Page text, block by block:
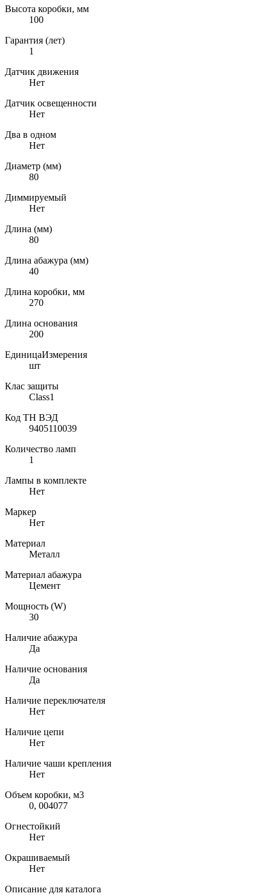
Высота коробки, мм
100
Гарантия (лет)
1
Датчик движения
Нет
Датчик освещенности
Нет
Два в одном
Нет
Диаметр (мм)
80
Диммируемый
Нет
Длина (мм)
80
Длина абажура (мм)
40
Длина коробки, мм
270
Длина основания
200
ЕдиницаИзмерения
шт
Клас защиты
Class1
Код ТН ВЭД
9405110039
Количество ламп
1
Лампы в комплекте
Нет
Маркер
Нет
Материал
Металл
Материал абажура
Цемент
Мощность (W)
30
Наличие абажура
Да
Наличие основания
Да
Наличие переключателя
Нет
Наличие цепи
Нет
Наличие чаши крепления
Нет
Объем коробки, м3
0, 004077
Огнестойкий
Нет
Окрашиваемый
Нет
Описание для каталога